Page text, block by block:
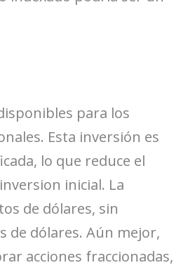
para los
Esta inversión es
lo que reduce el
inicial. La
de dólares, sin
de dólares. Aún mejor,
acciones fraccionadas,